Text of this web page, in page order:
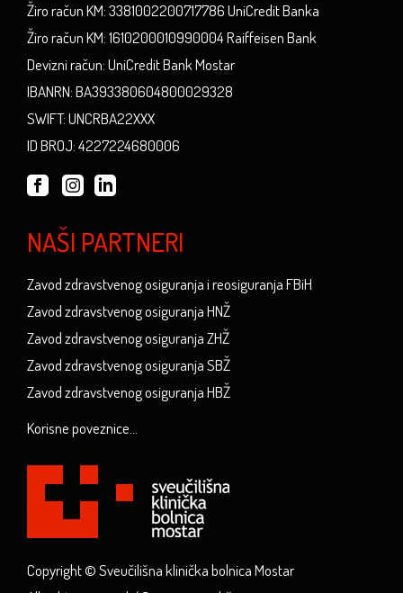
Žiro račun KM: 3381002200717786 UniCredit Banka
Žiro račun KM: 1610200010990004 Raiffeisen Bank
Devizni račun: UniCredit Bank Mostar
IBANRN: BA393380604800029328
SWIFT: UNCRBA22XXX
ID BROJ: 4227224680006
NAŠI PARTNERI
Zavod zdravstvenog osiguranja i reosiguranja FBiH
Zavod zdravstvenog osiguranja HNŽ
Zavod zdravstvenog osiguranja ZHŽ
Zavod zdravstvenog osiguranja SBŽ
Zavod zdravstvenog osiguranja HBŽ
Korisne poveznice...
Copyright © Sveučilišna klinička bolnica Mostar